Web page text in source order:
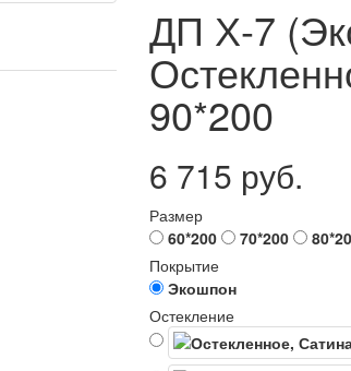
ДП Х-7
90*200
6 715 руб.
Размер
60*200
70*200
Покрытие
Экошпон
Остекление